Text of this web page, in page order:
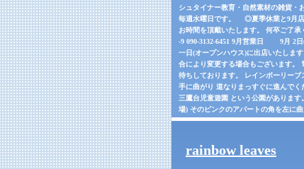
シュタイナー教育・自然素材の雑貨
毎週水曜日です。 ◎夏季休業と9月店
お時間を頂戴いたします。 何卒ご了
-9 090-3132-6451 9月営業日 9月 2
一日(オープンハウス)に出店いたしま
合により変更する場合もございます。
待ちしております。 レインボーリー
手に曲がり 道なりまっすぐに進んで
三鷹台児童遊園 という公園がありま
場) そのピンクのアパートの角を左に
rainbow leaves